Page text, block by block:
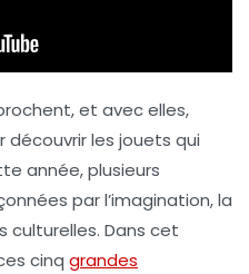
et avec elles,
découvrir les jouets qui
année, plusieurs
par l’imagination, la
culturelles. Dans cet
cinq grandes